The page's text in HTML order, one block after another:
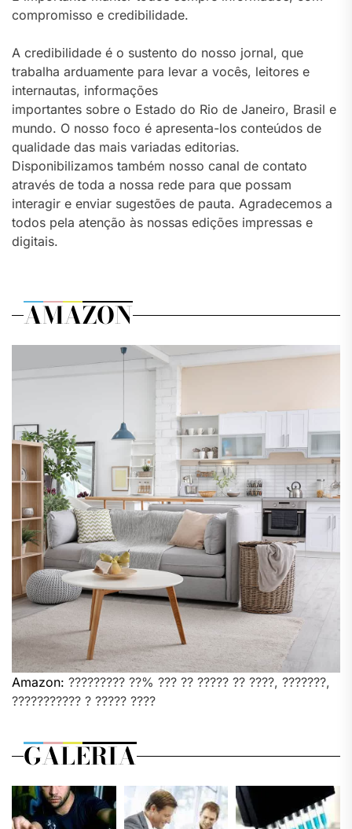
compromisso e credibilidade.
A credibilidade é o sustento do nosso jornal, que
trabalha arduamente para levar a vocês, leitores e
internautas, informações
importantes sobre o Estado do Rio de Janeiro, Brasil e
mundo. O nosso foco é apresenta-los conteúdos de
qualidade das mais variadas editorias.
Disponibilizamos também nosso canal de contato
através de toda a nossa rede para que possam
interagir e enviar sugestões de pauta. Agradecemos a
todos pela atenção às nossas edições impressas e
digitais.
AMAZON
Amazon: ????????? ??% ??? ?? ????? ?? ????, ???????,
??????????? ? ????? ????
GALERIA